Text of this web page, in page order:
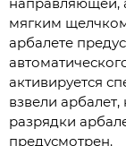
мягким
арбалете
активируется
взвели
разрядки
предусмотрен.